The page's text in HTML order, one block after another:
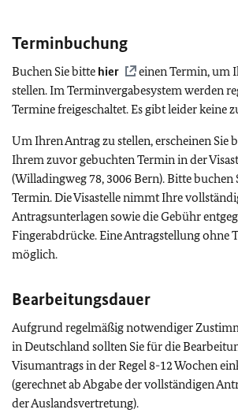
Terminbuchung
Buchen Sie bitte hier
einen Termin, um
stellen. Im Terminvergabesystem werden
Termine freigeschaltet. Es gibt leider keine
Um Ihren Antrag zu stellen, erscheinen Sie
Ihrem zuvor gebuchten Termin in der
(Willadingweg 78, 3006 Bern). Bitte buchen
Termin. Die Visastelle nimmt Ihre
Antragsunterlagen sowie die Gebühr
Fingerabdrücke. Eine Antragstellung ohne
möglich.
Bearbeitungsdauer
Aufgrund regelmäßig notwendiger
in Deutschland sollten Sie für die
Visumantrags in der Regel 8-12 Wochen
(gerechnet ab Abgabe der vollständigen
der Auslandsvertretung).